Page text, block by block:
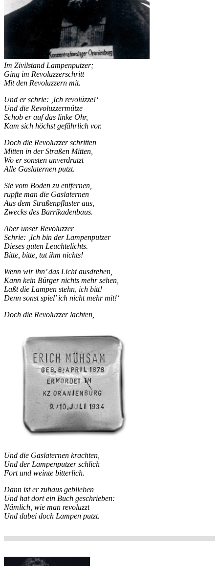
Im Zivilstand Lampenputzer;
Ging im Revoluzzerschritt
Mit den Revoluzzern mit.
Und er schrie: ‚Ich revolüzze!‘
Und die Revoluzzermütze
Schob er auf das linke Ohr,
Kam sich höchst gefährlich vor.
Doch die Revoluzzer schritten
Mitten in der Straßen Mitten,
Wo er sonsten unverdrutzt
Alle Gaslaternen putzt.
Sie vom Boden zu entfernen,
rupfte man die Gaslaternen
Aus dem Straßenpflaster aus,
Zwecks des Barrikadenbaus.
Aber unser Revoluzzer
Schrie: ‚Ich bin der Lampenputzer
Dieses guten Leuchtelichts.
Bitte, bitte, tut ihm nichts!
Wenn wir ihn’ das Licht ausdrehen,
Kann kein Bürger nichts mehr sehen,
Laßt die Lampen stehn, ich bitt!
Denn sonst spiel’ ich nicht mehr mit!‘
Doch die Revoluzzer lachten,
Und die Gaslaternen krachten,
Und der Lampenputzer schlich
Fort und weinte bitterlich.
Dann ist er zuhaus geblieben
Und hat dort ein Buch geschrieben:
Nämlich, wie man revoluzzt
Und dabei doch Lampen putzt.